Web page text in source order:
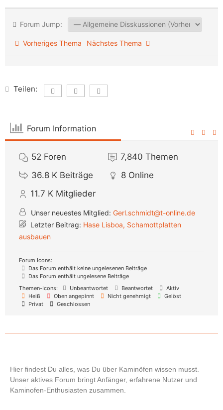
Forum Jump:
Vorheriges Thema Nächstes Thema
Teilen:
Forum Information
52 Foren 7,840 Themen
36.8 K Beiträge 8 Online
11.7 K Mitglieder
Unser neuestes Mitglied: Gerl.schmidt@t-online.de
Letzter Beitrag: Hase Lisboa, Schamottplatten
ausbauen
Forum Icons:
Das Forum enthält keine ungelesenen Beiträge
Das Forum enthält ungelesene Beiträge
Themen-Icons:
Unbeantwortet Beantwortet
Aktiv
Heiß
Oben angepinnt Nicht genehmigt
Gelöst
Privat
Geschlossen
Hier findest Du alles, was Du über Kaminöfen wissen musst.
Unser aktives Forum bringt Anfänger, erfahrene Nutzer und
Kaminofen-Enthusiasten zusammen.